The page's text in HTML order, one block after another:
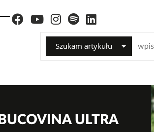
Szukam artykułu
BUCOVINA ULTRA